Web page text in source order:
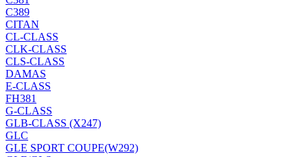
C389
CITAN
CL-CLASS
CLK-CLASS
CLS-CLASS
DAMAS
E-CLASS
FH381
G-CLASS
GLB-CLASS (X247)
GLC
GLE SPORT COUPE(W292)